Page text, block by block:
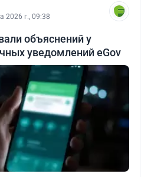
2026 г., 09:38
объяснений у
уведомлений eGov